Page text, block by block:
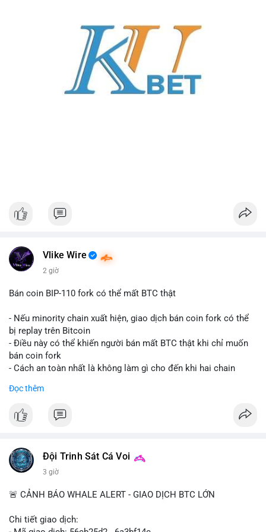
Vlike Wire
2 giờ
Bán coin BIP-110 fork có thể mất BTC thật
- Nếu minority chain xuất hiện, giao dịch bán coin fork có thể
bị replay trên Bitcoin
- Điều này có thể khiến người bán mất BTC thật khi chỉ muốn
bán coin fork
- Cách an toàn nhất là không làm gì cho đến khi hai chain
-#binancesquare
$btc
📰 Nguồn: CoinDesk
Đọc thêm
Đội Trinh Sát Cá Voi
3 giờ
🚨 CẢNH BÁO WHALE ALERT - GIAO DỊCH BTC LỚN
Chi tiết giao dịch: